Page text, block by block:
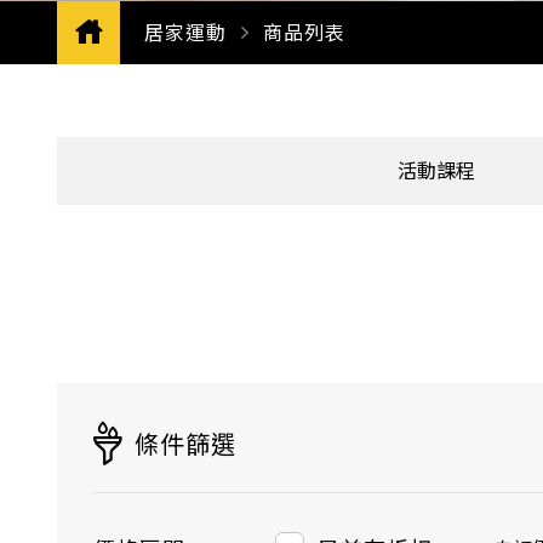
居家運動 CURRENT:
商品列表
活動課程
條件篩選